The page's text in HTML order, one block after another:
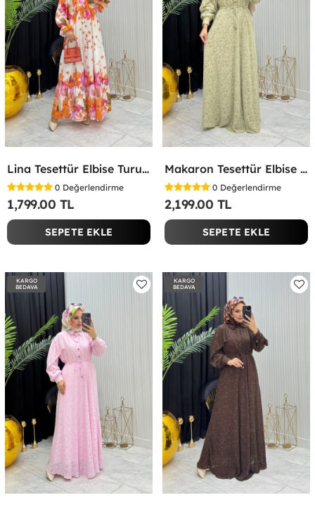
Lina Tesettür Elbise Turuncu Turuncu
0 Değerlendirme
1,799.00 TL
SEPETE EKLE
Makaron Tesettür Elbise Yeşil Yeşil
0 Değerlendirme
2,199.00 TL
SEPETE EKLE
KARGO
BEDAVA
KARGO
BEDAVA